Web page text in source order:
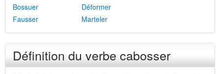
Bossuer
Déformer
Fausser
Marteler
Définition du verbe cabosser